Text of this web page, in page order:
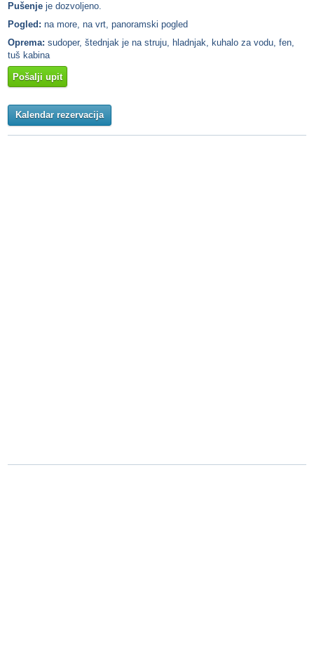
Pušenje je dozvoljeno.
Pogled: na more, na vrt, panoramski pogled
Oprema: sudoper, štednjak je na struju, hladnjak, kuhalo za vodu, fen,
tuš kabina
Pošalji upit
Kalendar rezervacija